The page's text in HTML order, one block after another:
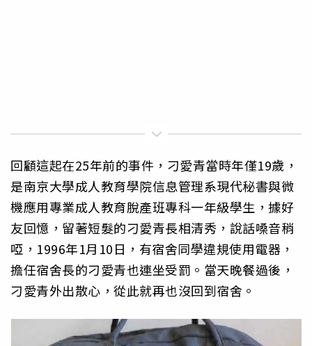
回顧這起在25年前的事件，刁愛青當時年僅19歲，
是南京大學成人教育學院信息管理系現代秘書與微
機應用專業成人教育脫產班專科一年級學生，據好
友回憶，留著短髮的刁愛青長相清秀，說話嗓音稍
啞，1996年1月10日，有宿舍同學違規使用電器，
擔任宿舍長的刁愛青也連坐受罰。當天晚餐過後，
刁愛青外出散心，從此就再也沒回到宿舍。